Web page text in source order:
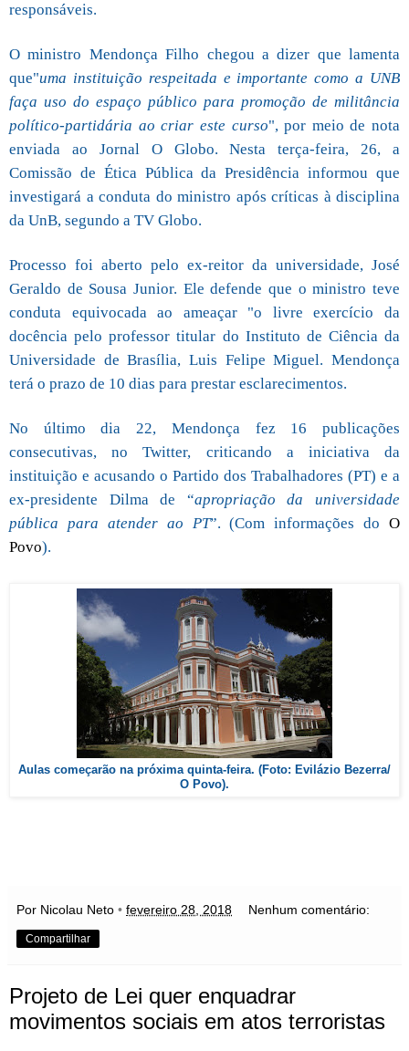
responsáveis.
O ministro Mendonça Filho chegou a dizer que lamenta
que"uma instituição respeitada e importante como a UNB
faça uso do espaço público para promoção de militância
político-partidária ao criar este curso", por meio de nota
enviada ao Jornal O Globo. Nesta terça-feira, 26, a
Comissão de Ética Pública da Presidência informou que
investigará a conduta do ministro após críticas à disciplina
da UnB, segundo a TV Globo.
Processo foi aberto pelo ex-reitor da universidade, José
Geraldo de Sousa Junior. Ele defende que o ministro teve
conduta equivocada ao ameaçar "o livre exercício da
docência pelo professor titular do Instituto de Ciência da
Universidade de Brasília, Luis Felipe Miguel. Mendonça
terá o prazo de 10 dias para prestar esclarecimentos.
No último dia 22, Mendonça fez 16 publicações
consecutivas, no Twitter, criticando a iniciativa da
instituição e acusando o Partido dos Trabalhadores (PT) e a
ex-presidente Dilma de “apropriação da universidade
pública para atender ao PT”. (Com informações do O
Povo).
Aulas começarão na próxima quinta-feira. (Foto: Evilázio Bezerra/
O Povo).
Por Nicolau Neto • fevereiro 28, 2018 Nenhum comentário:
Compartilhar
Projeto de Lei quer enquadrar
movimentos sociais em atos terroristas